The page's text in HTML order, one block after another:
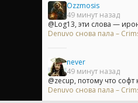
Ozzmosis
49 минут назад
@Log13, эти слова —
Denuvo снова пала –
never
49 минут назад
@zecup, потому что
Denuvo снова пала –